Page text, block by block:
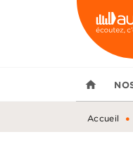
MENU
home
Accueil •